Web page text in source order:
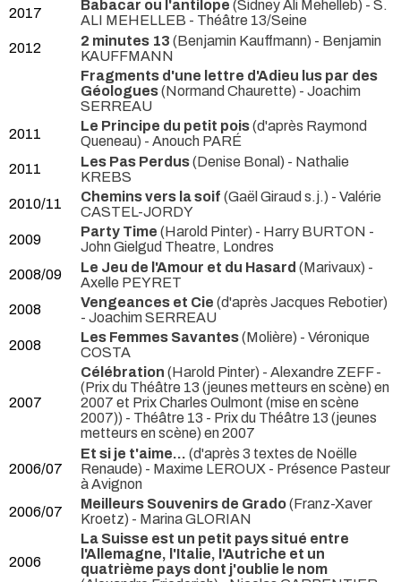
2017
Babacar ou l'antilope (Sidney Ali Mehelleb) - S.
ALI MEHELLEB - Théâtre 13/Seine
2012
2 minutes 13 (Benjamin Kauffmann) - Benjamin
KAUFFMANN
Fragments d'une lettre d'Adieu lus par des
Géologues(Normand Chaurette) - Joachim
SERREAU
2011
Le Principe du petit pois(d'après Raymond
Queneau) - Anouch PARÉ
2011
Les Pas Perdus(Denise Bonal) - Nathalie
KREBS
2010/11
Chemins vers la soif (Gaël Giraud s.j.) - Valérie
CASTEL-JORDY
2009
Party Time (Harold Pinter) - Harry BURTON -
John Gielgud Theatre, Londres
2008/09
Le Jeu de l'Amour et du Hasard (Marivaux) -
Axelle PEYRET
2008
Vengeances et Cie (d'après Jacques Rebotier)
- Joachim SERREAU
2008
Les Femmes Savantes(Molière) - Véronique
COSTA
2007
Célébration (Harold Pinter) - Alexandre ZEFF -
(Prix du Théâtre 13 (jeunes metteurs en scène) en
2007 et Prix Charles Oulmont (mise en scène
2007)) - Théâtre 13 - Prix du Théâtre 13 (jeunes
metteurs en scène) en 2007
2006/07
Et si je t'aime... (d'après 3 textes de Noëlle
Renaude) - Maxime LEROUX - Présence Pasteur
à Avignon
2006/07
Meilleurs Souvenirs de Grado(Franz-Xaver
Kroetz) - Marina GLORIAN
2006
La Suisse est un petit pays situé entre
l'Allemagne, l'Italie, l'Autriche et un
quatrième pays dont j'oublie le nom